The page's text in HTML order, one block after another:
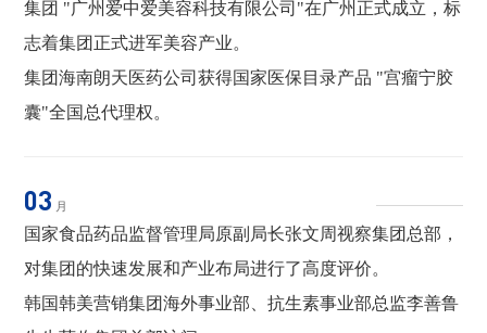
集团 "广州爱中爱美容科技有限公司"在广州正式成立，标
志着集团正式进军美容产业。
集团海南朗天医药公司获得国家医保目录产品 "宫瘤宁胶
囊"全国总代理权。
03 月
国家食品药品监督管理局原副局长张文周视察集团总部，
对集团的快速发展和产业布局进行了高度评价。
韩国韩美营销集团海外事业部、抗生素事业部总监李善鲁